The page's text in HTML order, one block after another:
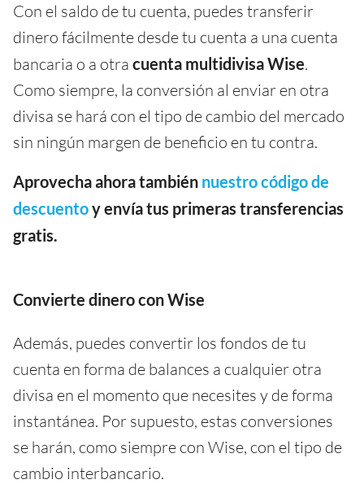
Con el saldo de tu cuenta, puedes transferir
dinero fácilmente desde tu cuenta a una cuenta
bancaria o a otra cuenta multidivisa Wise.
Como siempre, la conversión al enviar en otra
divisa se hará con el tipo de cambio del mercado
sin ningún margen de beneficio en tu contra.
Aprovecha ahora también nuestro código de
descuentoy envía tus primeras transferencias
gratis.
Convierte dinero con Wise
Además, puedes convertir los fondos de tu
cuenta en forma de balances a cualquier otra
divisa en el momento que necesites y de forma
instantánea. Por supuesto, estas conversiones
se harán, como siempre con Wise, con el tipo de
cambio interbancario.